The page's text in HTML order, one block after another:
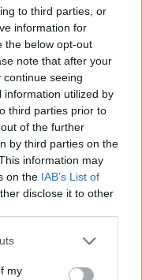
to third parties, or
information for
the below opt-out
note that after your
seeing
information utilized by
third parties prior to
of the further
by third parties on the
information may
on the IAB’s List of
disclose it to other
one or more Google
You may click to
my
capaz de
a las
país está
de servicios
las cargas de
para que
seguridad y el
Recafy.